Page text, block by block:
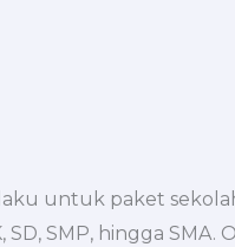
untuk paket
SMP, hingga SMA.